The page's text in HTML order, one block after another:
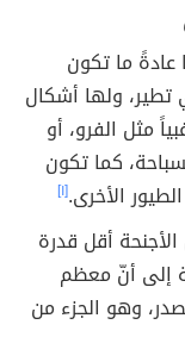
عادةً ما تكون
تطير، ولها أشكال
مثل الفرو، أو
كما تكون
الأخرى.[١]
أقل قدرة
إلى أنّ معظم
وهو الجزء من